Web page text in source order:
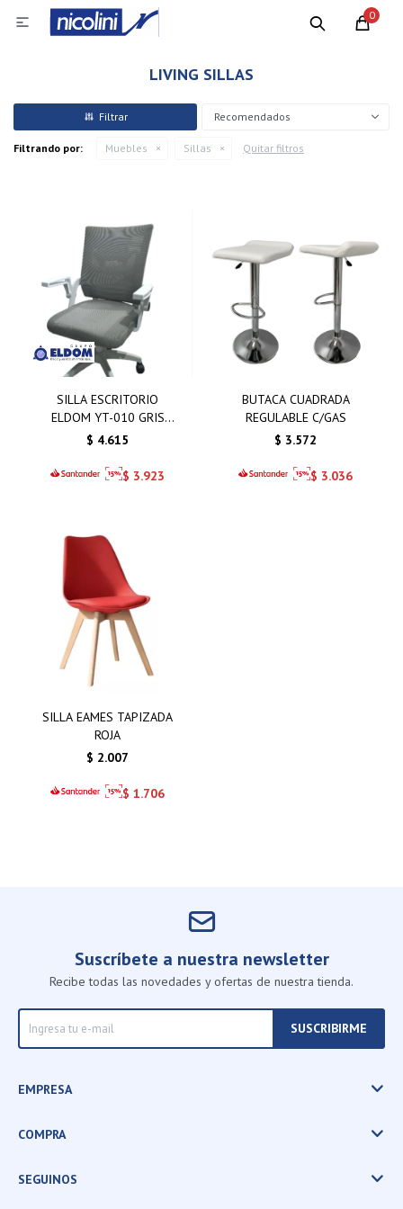
0

LIVING SILLAS
Recomendados
Filtrando por: Muebles Sillas Quitar filtros
SILLA ESCRITORIO
ELDOM YT-010 GRIS
BASE RECTANGULAR
$ 4.615
$ 3.923
BUTACA CUADRADA
REGULABLE C/GAS
$ 3.572
$ 3.036
SILLA EAMES TAPIZADA
ROJA
$ 2.007
$ 1.706
Suscríbete a nuestra newsletter
Recibe todas las novedades y ofertas de nuestra tienda.
SUSCRIBIRME
EMPRESA
COMPRA
SEGUINOS